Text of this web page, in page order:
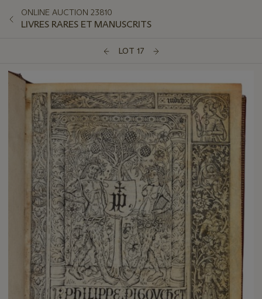
ONLINE AUCTION 23810
LIVRES RARES ET MANUSCRITS
LOT 17